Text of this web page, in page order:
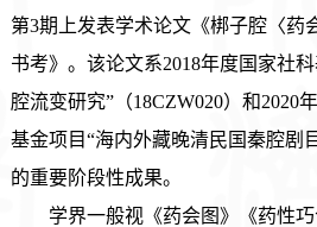
第3期上发表学术论文《梆子腔〈药
书考》。该论文系2018年度国家社
腔流变研究”（18CZW020）和2020
基金项目“海内外藏晚清民国秦腔剧
的重要阶段性成果。
学界一般视《药会图》《药性